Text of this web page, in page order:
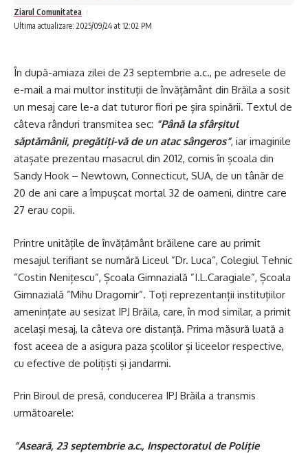
Ultima actualizare: 2025/09/24 at 12:02 PM
Ziarul Comunitatea
În după-amiaza zilei de 23 septembrie a.c., pe adresele de
e-mail a mai multor instituții de învățământ din Brăila a sosit
un mesaj care le-a dat tuturor fiori pe șira spinării. Textul de
câteva rânduri transmitea sec: ”Până la sfârșitul
săptămânii, pregătiți-vă de un atac sângeros”, iar imaginile
atașate prezentau masacrul din 2012, comis în școala din
Sandy Hook – Newtown, Connecticut, SUA, de un tânăr de
20 de ani care a împușcat mortal 32 de oameni, dintre care
27 erau copii.
Printre unitățile de învățământ brăilene care au primit
mesajul terifiant se numără Liceul ”Dr. Luca”, Colegiul Tehnic
”Costin Nenițescu”, Școala Gimnazială ”I.L.Caragiale”, Școala
Gimnazială ”Mihu Dragomir”. Toți reprezentanții instituțiilor
amenințate au sesizat IPJ Brăila, care, în mod similar, a primit
același mesaj, la câteva ore distanță. Prima măsură luată a
fost aceea de a asigura paza școlilor și liceelor respective,
cu efective de polițiști și jandarmi.
Prin Biroul de presă, conducerea IPJ Brăila a transmis
următoarele:
”Aseară, 23 septembrie a.c., Inspectoratul de Poliție